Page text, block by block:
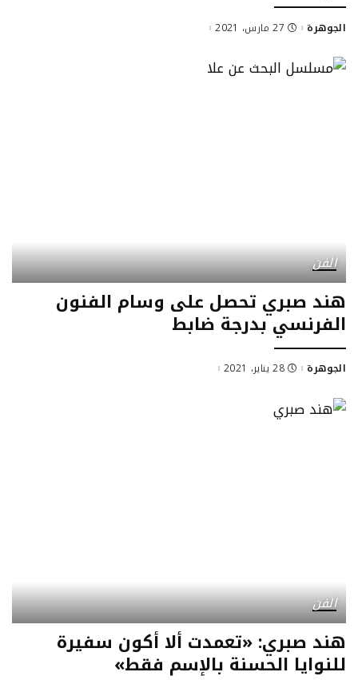
Posted
الجوهرة 27 مارس، 2021
الفن
هند صبري تحصل على وسام الفنون
الفرنسي بدرجة ضابط
Posted
الجوهرة 28 يناير، 2021
الفن
هند صبري: «تعمدت ألا أكون سفيرة
للنوايا الحسنة بالإسم فقط»